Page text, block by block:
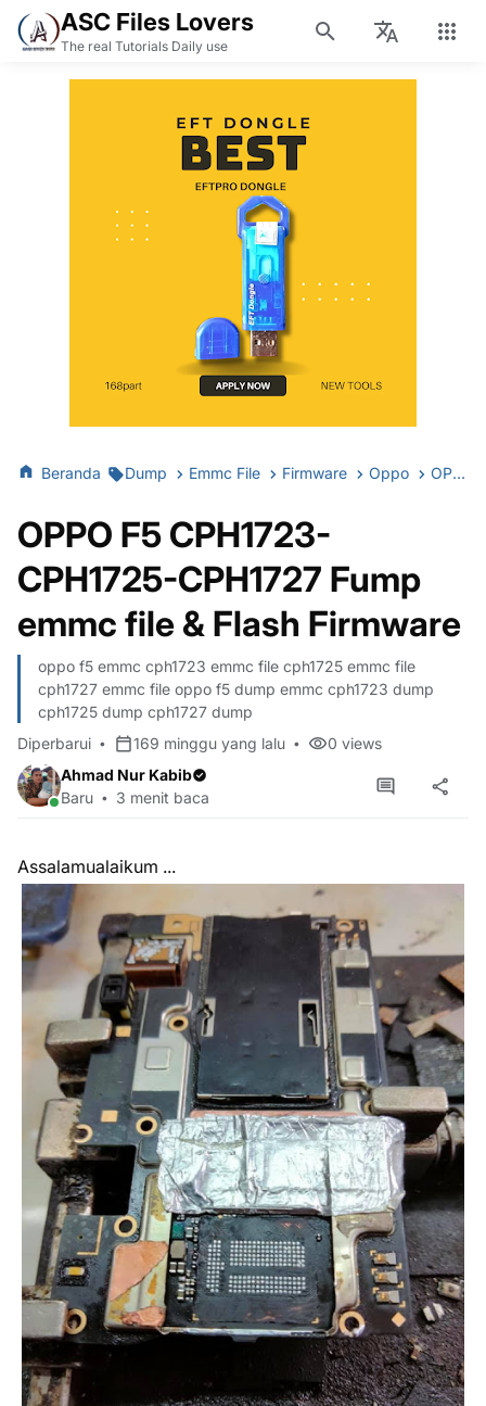
ASC Files Lovers
The real Tutorials Daily use
Beranda Dump Emmc File Firmware Oppo OPPO F5 CPH1723-CPH1725-CPH1727 Fump emmc file & Flash Firmware
OPPO F5 CPH1723-
CPH1725-CPH1727 Fump
emmc file & Flash Firmware
oppo f5 emmc cph1723 emmc file cph1725 emmc file
cph1727 emmc file oppo f5 dump emmc cph1723 dump
cph1725 dump cph1727 dump
Diperbarui
169 minggu yang lalu 0 views
Ahmad Nur Kabib
Baru
3 menit baca
Assalamualaikum ...